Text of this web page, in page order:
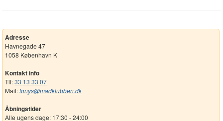
Adresse
Havnegade 47
1058 København K
Kontakt info
Tlf:33 13 33 07
Mail:tonys@madklubben.dk
Åbningstider
Alle ugens dage: 17:30 - 24:00